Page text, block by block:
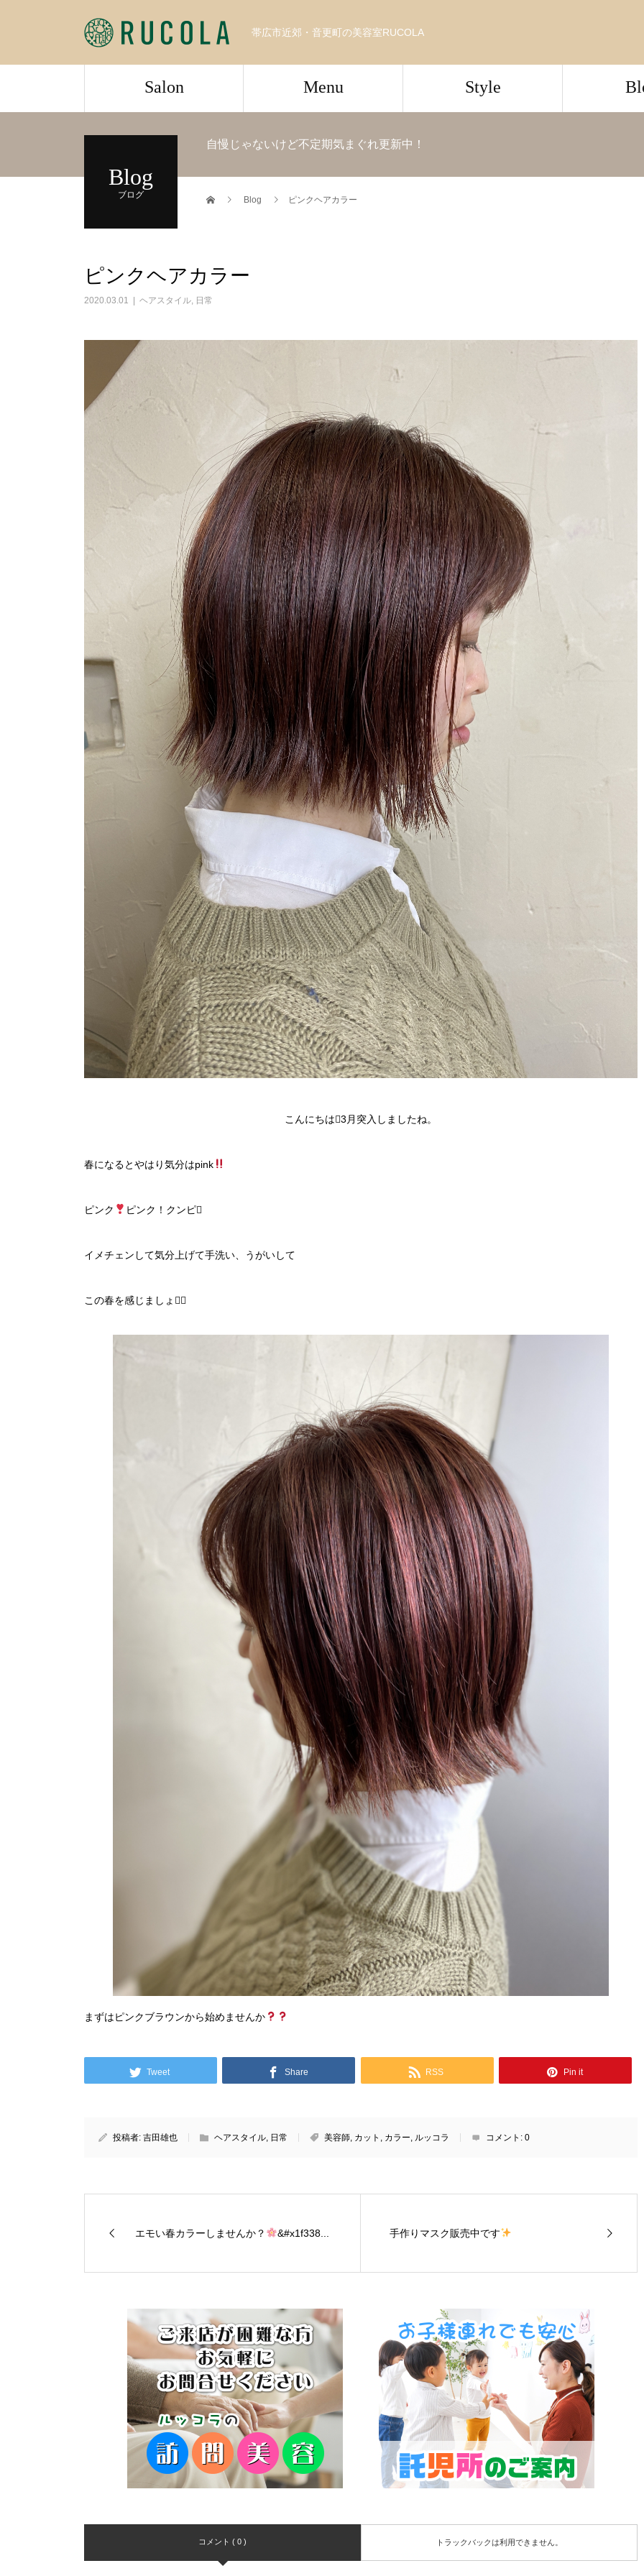
帯広市近郊・音更町の美容室RUCOLA
Salon Menu Style
Blog
ブログ
自慢じゃないけど不定期気まぐれ更新中！
Blog ピンクヘアカラー
ピンクヘアカラー
2020.03.01 ヘアスタイル, 日常
こんにちは3月突入しましたね。
春になるとやはり気分はpink
ピンク ピンク！クンピ
イメチェンして気分上げて手洗い、うがいして
この春を感じましょ
まずはピンクブラウンから始めませんか
Tweet Share RSS Pin it
投稿者: 吉田雄也 ヘアスタイル, 日常 美容師, カット , カラー, ルッコラ コメント: 0
エモい春カラーしませんか？ &#x1f338... 手作りマスク販売中です
コメント ( 0 ) トラックバックは利用できません。